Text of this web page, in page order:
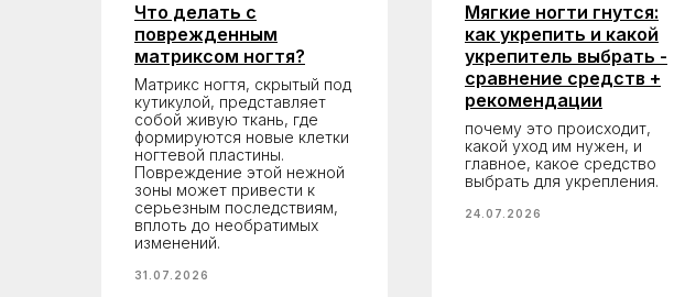
Что делать с
поврежденным
матриксом ногтя?
Матрикс ногтя, скрытый под
кутикулой, представляет
собой живую ткань, где
формируются новые клетки
ногтевой пластины.
Повреждение этой нежной
зоны может привести к
серьезным последствиям,
вплоть до необратимых
изменений.
31.07.2026
Мягкие ногти гнутся:
как укрепить и какой
укрепитель выбрать -
сравнение средств +
рекомендации
почему это происходит,
какой уход им нужен, и
главное, какое средство
выбрать для укрепления.
24.07.2026